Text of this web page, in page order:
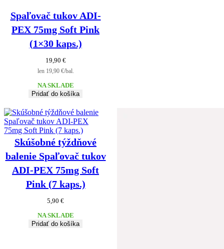
Spaľovač tukov ADI-
PEX 75mg Soft Pink
(1×30 kaps.)
19,90 €
len 19,90 €/bal.
NA SKLADE
Pridať do košíka
Skúšobné týždňové
balenie Spaľovač tukov
ADI-PEX 75mg Soft
Pink (7 kaps.)
5,90 €
NA SKLADE
Pridať do košíka